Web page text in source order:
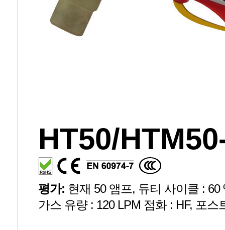
HT50/
평가: 현재 50 앰프, 듀티 사이클 :
가스 유량 : 120 LPM 점화 : HF, 포